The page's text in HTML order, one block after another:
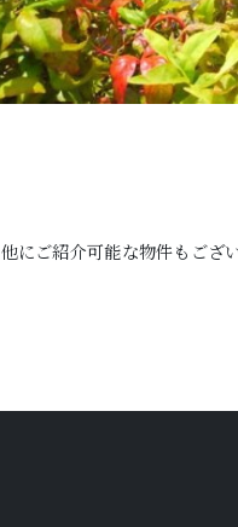
他にご紹介可能な物件もござ